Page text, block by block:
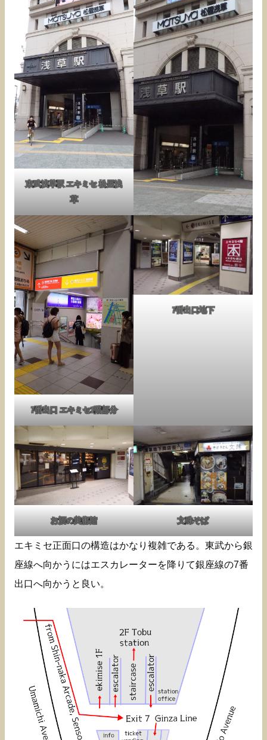
東武浅草駅 エキミセ 松屋浅
草
7番出口 エキミセ1階部分
7番出口地下
お酒の美術館 文殊そば
エキミセ正面口の構造はかなり複雑である。東武から銀
座線へ向かうにはエスカレーターを降りて銀座線の7番
出口へ向かうと良い。